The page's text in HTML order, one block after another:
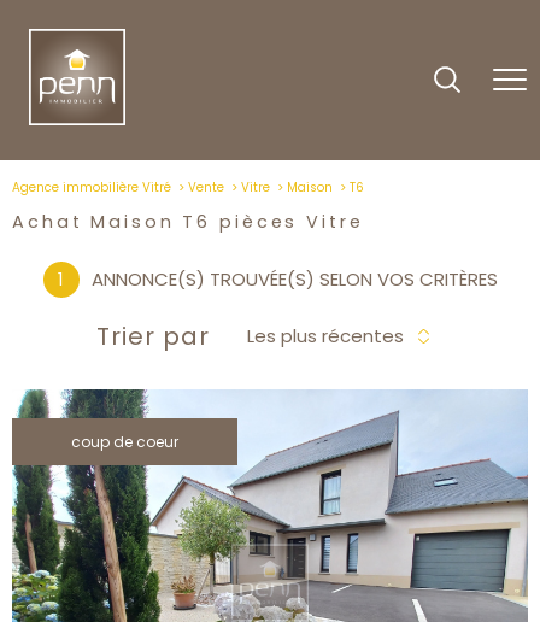
Agence immobilière Vitré Vente Vitre Maison T6
Achat Maison T6 pièces Vitre
1 ANNONCE(S) TROUVÉE(S) SELON VOS CRITÈRES
Trier par Les plus récentes
coup de coeur